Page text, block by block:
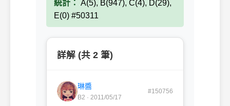
統計： A(5), B(947), C(4), D(29),
E(0) #50311
詳解 (共 2 筆)
琳醬
B2 · 2011/05/17
#150756